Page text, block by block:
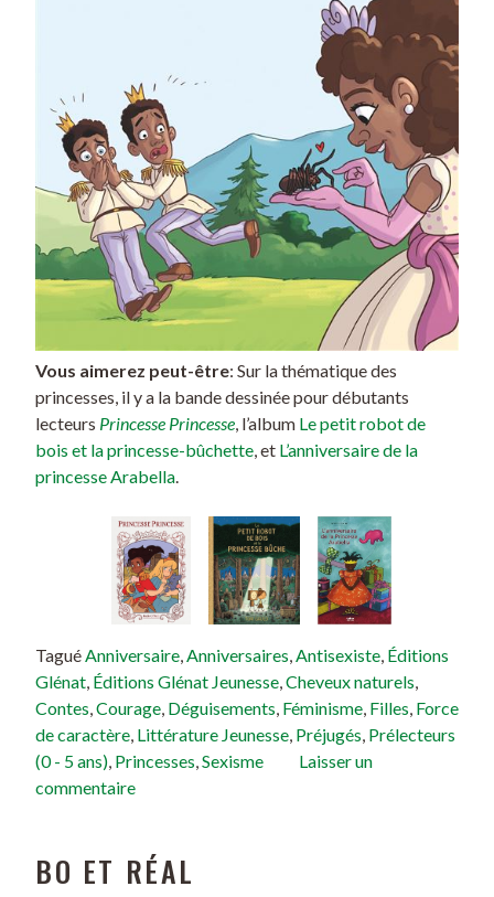
Vous aimerez peut-être: Sur la thématique des
princesses, il y a la bande dessinée pour débutants
lecteurs Princesse Princesse , l’album Le petit robot de
bois et la princesse-bûchette , et L’anniversaire de la
princesse Arabella
TaguéAnniversaire,Anniversaires,Antisexiste, Éditions
Glénat, Éditions Glénat Jeunesse,Cheveux naturels,
Contes,Courage, Déguisements, Féminisme, Filles, Force
de caractère, Littérature Jeunesse, Préjugés, Prélecteurs
(0 - 5 ans), Princesses,Sexisme
Laisser un
commentaire
BO ET RÉAL